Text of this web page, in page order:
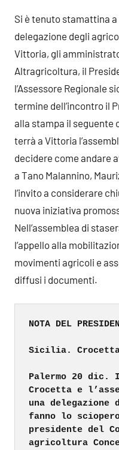
Si è tenuto stamattina
delegazione degli
Vittoria, gli
Altragricoltura, il
l’Assessore Regionale
termine dell’incontro il
alla stampa il seguente
terrà a Vittoria
decidere come andare
a Tano Malannino,
l’invito a considerare
nuova iniziativa
Nell’assemblea di
l’appello alla
movimenti agricoli e
diffusi i documenti.
NOTA DEL
Sicilia.
Palermo 20 dic.
Crocetta e
una
fanno lo
presidente del
agricoltura